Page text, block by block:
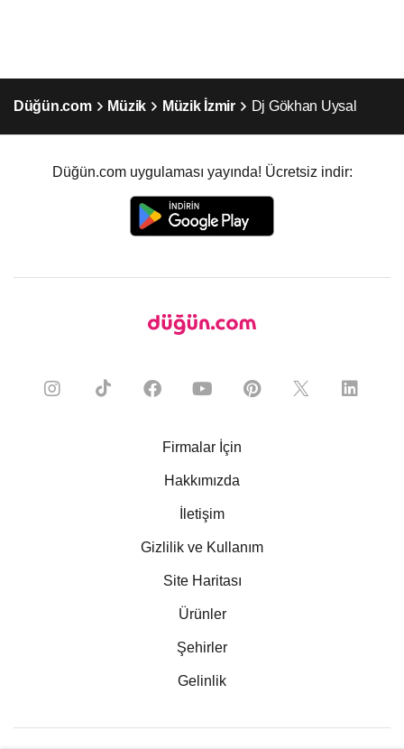
Düğün.com Müzik Müzik İzmir Dj Gökhan Uysal
Düğün.com uygulaması yayında! Ücretsiz indir:
Firmalar İçin
Hakkımızda
İletişim
Gizlilik ve Kullanım
Site Haritası
Ürünler
Şehirler
Gelinlik